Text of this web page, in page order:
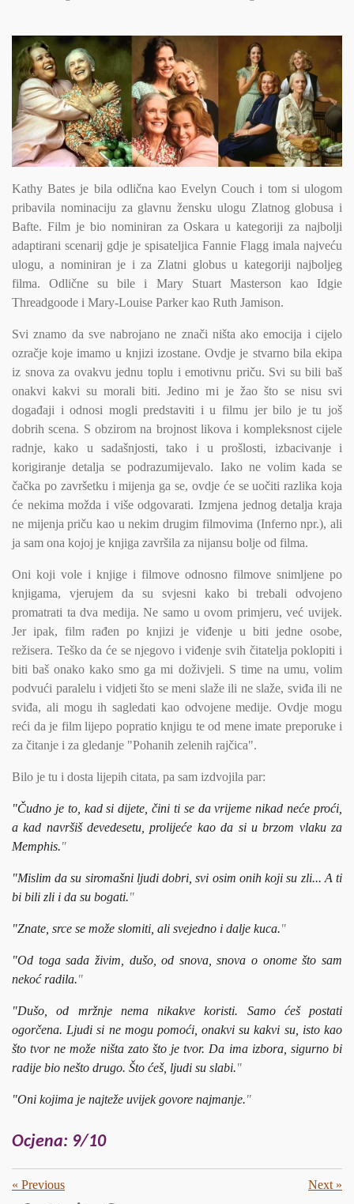
Kathy Bates je bila odlična kao Evelyn Couch i tom si ulogom
pribavila nominaciju za glavnu žensku ulogu Zlatnog globusa i
Bafte. Film je bio nominiran za Oskara u kategoriji za najbolji
adaptirani scenarij gdje je spisateljica Fannie Flagg imala najveću
ulogu, a nominiran je i za Zlatni globus u kategoriji najboljeg
filma. Odlične su bile i Mary Stuart Masterson kao Idgie
Threadgoode i Mary-Louise Parker kao Ruth Jamison.
Svi znamo da sve nabrojano ne znači ništa ako emocija i cijelo
ozračje koje imamo u knjizi izostane. Ovdje je stvarno bila ekipa
iz snova za ovakvu jednu toplu i emotivnu priču. Svi su bili baš
onakvi kakvi su morali biti. Jedino mi je žao što se nisu svi
događaji i odnosi mogli predstaviti i u filmu jer bilo je tu još
dobrih scena. S obzirom na brojnost likova i kompleksnost cijele
radnje, kako u sadašnjosti, tako i u prošlosti, izbacivanje i
korigiranje detalja se podrazumijevalo. Iako ne volim kada se
čačka po završetku i mijenja ga se, ovdje će se uočiti razlika koja
će nekima možda i više odgovarati. Izmjena jednog detalja kraja
ne mijenja priču kao u nekim drugim filmovima (Inferno npr.), ali
ja sam ona kojoj je knjiga završila za nijansu bolje od filma.
Oni koji vole i knjige i filmove odnosno filmove snimljene po
knjigama, vjerujem da su svjesni kako bi trebali odvojeno
promatrati ta dva medija. Ne samo u ovom primjeru, već uvijek.
Jer ipak, film rađen po knjizi je viđenje u biti jedne osobe,
režisera. Teško da će se njegovo i viđenje svih čitatelja poklopiti i
biti baš onako kako smo ga mi doživjeli. S time na umu, volim
podvući paralelu i vidjeti što se meni slaže ili ne slaže, sviđa ili ne
sviđa, ali mogu ih sagledati kao odvojene medije. Ovdje mogu
reći da je film lijepo popratio knjigu te od mene imate preporuke i
za čitanje i za gledanje "Pohanih zelenih rajčica".
Bilo je tu i dosta lijepih citata, pa sam izdvojila par:
"Čudno je to, kad si dijete, čini ti se da vrijeme nikad neće proći,
a kad navršiš devedesetu, prolijeće kao da si u brzom vlaku za
Memphis."
"Mislim da su siromašni ljudi dobri, svi osim onih koji su zli... A ti
bi bili zli i da su bogati."
"Znate, srce se može slomiti, ali svejedno i dalje kuca."
"Od toga sada živim, dušo, od snova, snova o onome što sam
nekoć radila."
"Dušo, od mržnje nema nikakve koristi. Samo ćeš postati
ogorčena. Ljudi si ne mogu pomoći, onakvi su kakvi su, isto kao
što tvor ne može ništa zato što je tvor. Da ima izbora, sigurno bi
radije bio nešto drugo. Što ćeš, ljudi su slabi."
"Oni kojima je najteže uvijek govore najmanje."
Ocjena: 9/10
« Previous Next »